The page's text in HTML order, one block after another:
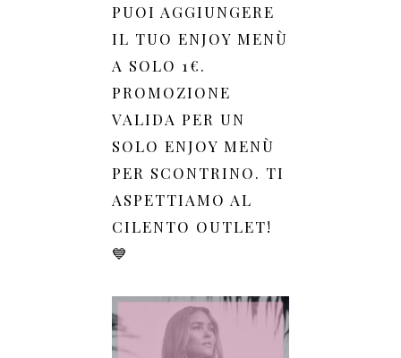
PUOI AGGIUNGERE
IL TUO ENJOY MENÙ
A SOLO 1€.
PROMOZIONE
VALIDA PER UN
SOLO ENJOY MENÙ
PER SCONTRINO. TI
ASPETTIAMO AL
CILENTO OUTLET!
💙